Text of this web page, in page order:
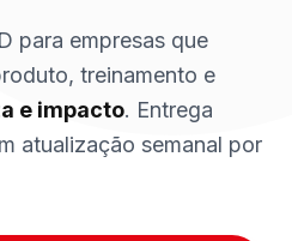
para empresas que
treinamento e
e impacto. Entrega
atualização semanal por